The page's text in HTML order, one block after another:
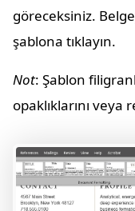
göreceksiniz.
şablona tıklayın.
Not: Şablon
opaklıklarını